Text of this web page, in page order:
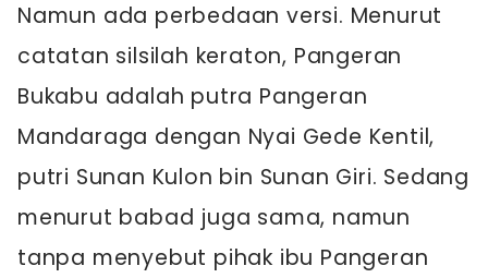
Namun ada perbedaan versi. Menurut
catatan silsilah keraton, Pangeran
Bukabu adalah putra Pangeran
Mandaraga dengan Nyai Gede Kentil,
putri Sunan Kulon bin Sunan Giri. Sedang
menurut babad juga sama, namun
tanpa menyebut pihak ibu Pangeran